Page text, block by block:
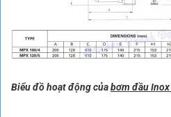
Biểu đồ hoạt động củabơm đầu Inox